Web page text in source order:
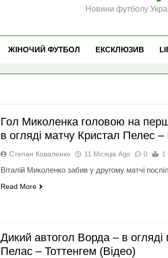
Новини футболу
ЖІНОЧИЙ ФУТБОЛ ЕКСКЛЮЗИВ
Гол Миколенка головою на
в огляді матчу Кристал Пелес
Степан Коваленко 11 Місяців Ago 0 1
Віталій Миколенко забив у другому матчі
Read More
Дикий автогол Ворда – в огляді
Пелас – Тоттенгем (Відео)